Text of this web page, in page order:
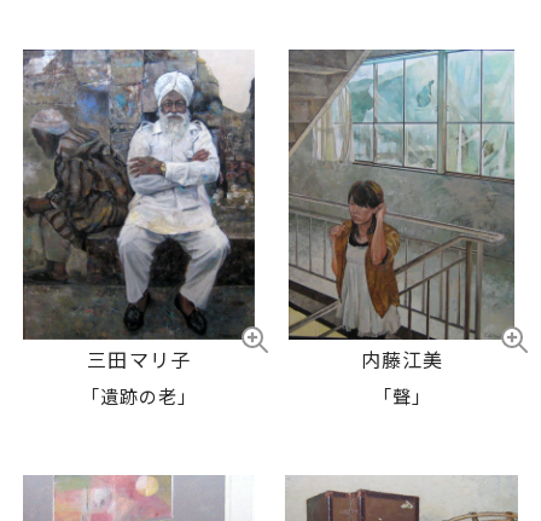
三田マリ子
「遺跡の老」
内藤江美
「聲」